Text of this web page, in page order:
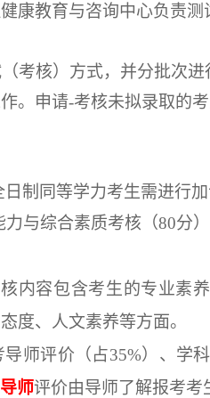
康教育与咨询中心负责测
考核）方式，并分批次
。申请-考核未拟录取的
日制同等学力考生需进行加
力与综合素质考核（80分
内容包含考生的专业素
度、人文素养等方面。
师评价（占35%）、学
师评价由导师了解报考考